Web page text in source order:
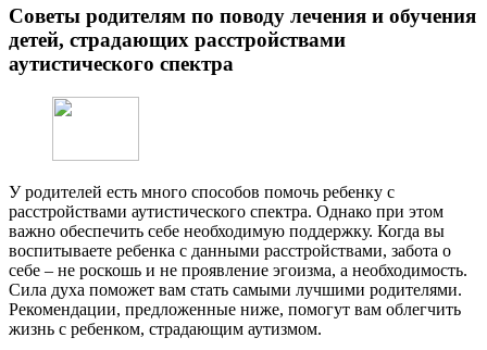
Советы родителям по поводу лечения и обучения
детей, страдающих расстройствами
аутистического спектра
У родителей есть много способов помочь ребенку с
расстройствами аутистического спектра. Однако при этом
важно обеспечить себе необходимую поддержку. Когда вы
воспитываете ребенка с данными расстройствами, забота о
себе – не роскошь и не проявление эгоизма, а необходимость.
Сила духа поможет вам стать самыми лучшими родителями.
Рекомендации, предложенные ниже, помогут вам облегчить
жизнь с ребенком, страдающим аутизмом.